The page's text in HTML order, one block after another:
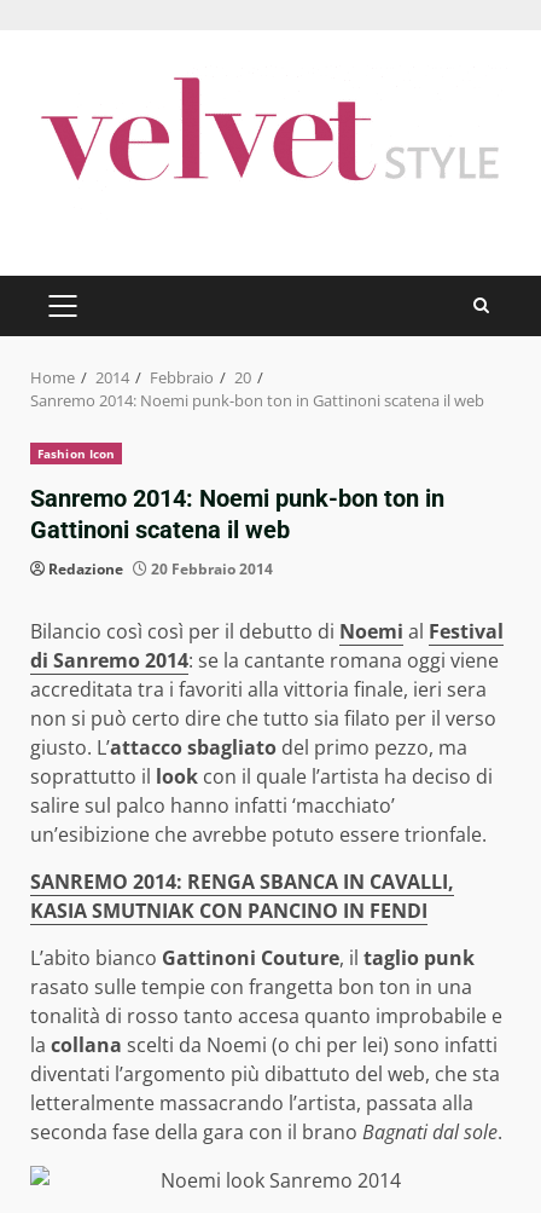
PRIMARY
MENU
Home 2014 Febbraio
20
Sanremo 2014: Noemi punk-bon ton in Gattinoni scatena il web
Fashion Icon
Sanremo 2014: Noemi punk-bon ton in
Gattinoni scatena il web
Redazione 20 Febbraio 2014
Bilancio così così per il debutto di Noemi al Festival
di Sanremo 2014: se la cantante romana oggi viene
accreditata tra i favoriti alla vittoria finale, ieri sera
non si può certo dire che tutto sia filato per il verso
giusto. L’attacco sbagliato del primo pezzo, ma
soprattutto il look con il quale l’artista ha deciso di
salire sul palco hanno infatti ‘macchiato’
un’esibizione che avrebbe potuto essere trionfale.
SANREMO 2014: RENGA SBANCA IN CAVALLI,
KASIA SMUTNIAK CON PANCINO IN FENDI
L’abito bianco Gattinoni Couture, il taglio punk
rasato sulle tempie con frangetta bon ton in una
tonalità di rosso tanto accesa quanto improbabile e
la collana scelti da Noemi (o chi per lei) sono infatti
diventati l’argomento più dibattuto del web, che sta
letteralmente massacrando l’artista, passata alla
seconda fase della gara con il brano Bagnati dal sole.